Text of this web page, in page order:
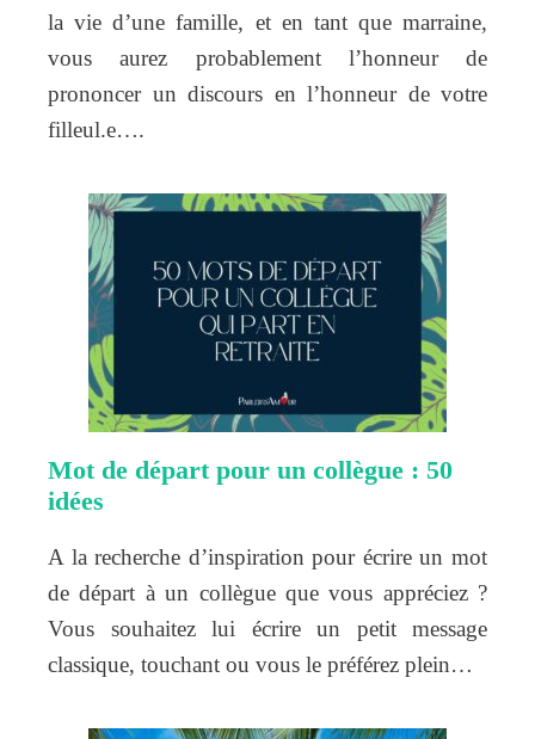
la vie d’une famille, et en tant que marraine,
vous aurez probablement l’honneur de
prononcer un discours en l’honneur de votre
filleul.e….
Mot de départ pour un collègue : 50
idées
A la recherche d’inspiration pour écrire un mot
de départ à un collègue que vous appréciez ?
Vous souhaitez lui écrire un petit message
classique, touchant ou vous le préférez plein…